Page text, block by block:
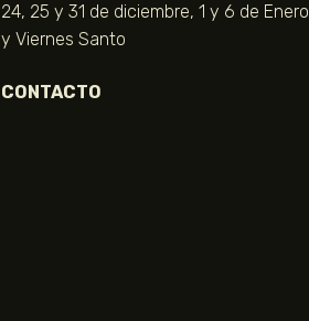
24, 25 y 31 de diciembre, 1 y 6 de Enero
y Viernes Santo
CONTACTO